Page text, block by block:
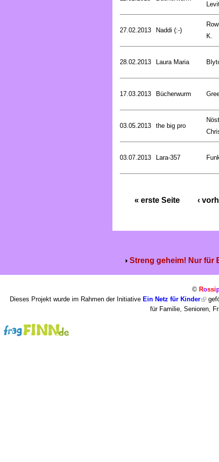
27.02.2013 Naddi (:-)
K.
28.02.2013 Laura Maria
17.03.2013 Bücherwurm
03.05.2013 the big pro
03.07.2013 Lara-357
« erste Seite ‹
Streng geheim! Nur für
© Rossi
Dieses Projekt wurde im Rahmen der Initiative Ein Netz für Kinder
für Familie, Senioren,